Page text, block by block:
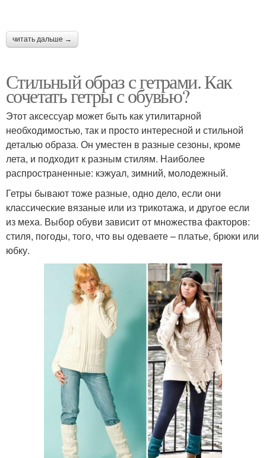
читать дальше →
Стильный образ с гетрами. Как
сочетать гетры с обувью?
Этот аксессуар может быть как утилитарной
необходимостью, так и просто интересной и стильной
деталью образа. Он уместен в разные сезоны, кроме
лета, и подходит к разным стилям. Наиболее
распространенные: кэжуал, зимний, молодежный.
Гетры бывают тоже разные, одно дело, если они
классические вязаные или из трикотажа, и другое если
из меха. Выбор обуви зависит от множества факторов:
стиля, погоды, того, что вы одеваете – платье, брюки или
юбку.